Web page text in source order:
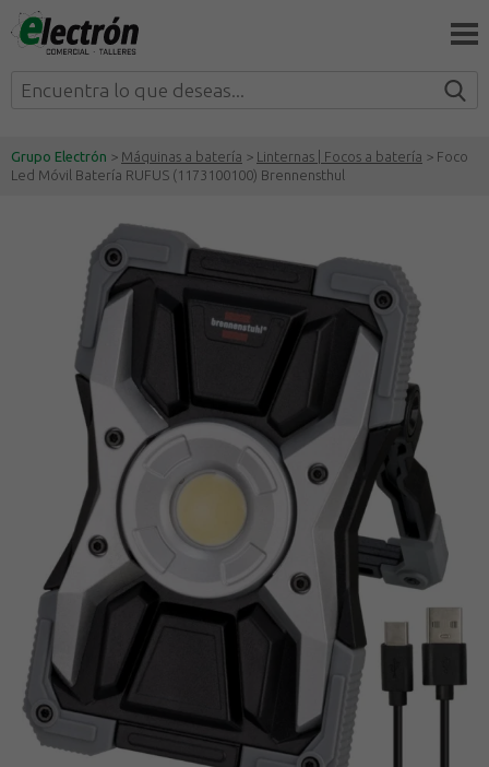
Grupo Electrón > Máquinas a batería > Linternas | Focos a batería > Foco
Led Móvil Batería RUFUS (1173100100) Brennensthul